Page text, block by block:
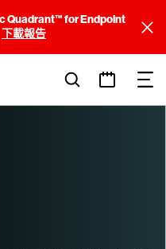
Quadrant™ for Endpoint
下載報告